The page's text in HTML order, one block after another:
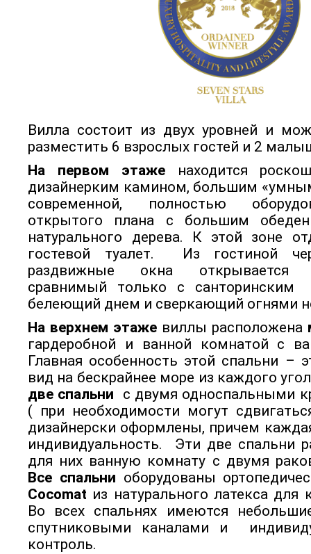
Вилла состоит из двух уровней и
разместить 6 взрослых гостей и 2
На первом этаженаходится
дизайнерким камином, большим
современной, полностью
открытого плана с большим
натурального дерева. К этой зоне
гостевой туалет. Из гостиной
раздвижные окна открывается
сравнимый только с
белеющий днем и сверкающий огнями
На верхнем этаже виллы расположена
гардеробной и ванной комнатой с
Главная особенность этой спальни –
вид на бескрайнее море из каждого
две спальни с двумя односпальными
( при необходимости могут
дизайнерски оформлены, причем
индивидуальность. Эти две спальни
для них ванную комнату с двумя
Все спальни оборудованы
Cocomat из натурального латекса для
Во всех спальнях имеются
спутниковыми каналами и
контроль.